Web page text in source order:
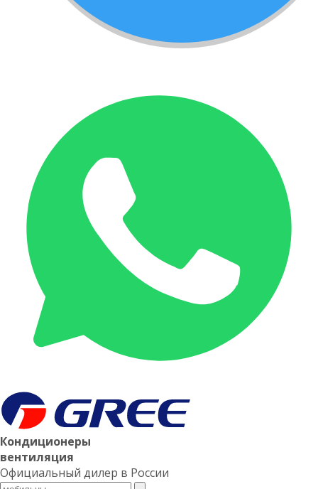
Кондиционеры
вентиляция
Официальный дилер в России